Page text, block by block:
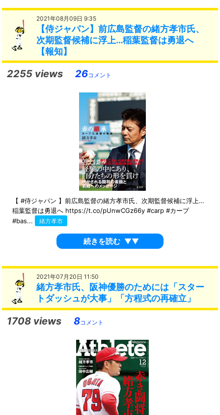
2021年08月09日 9:35
【侍ジャパン】前広島監督の緒方孝市氏、
次期監督候補に浮上…稲葉監督は勇退へ
【報知】
2255 views 26コメント
【 #侍ジャパン 】前広島監督の緒方孝市氏、次期監督候補に浮上…
稲葉監督は勇退へ https://t.co/pUnwCGz66y #carp #カープ
#bas...
緒方孝市
続きを読む ▼▼
2021年07月20日 11:50
緒方孝市氏、阪神優勝のためには「スター
トダッシュが大事」「方程式の再確立」
1708 views 8コメント